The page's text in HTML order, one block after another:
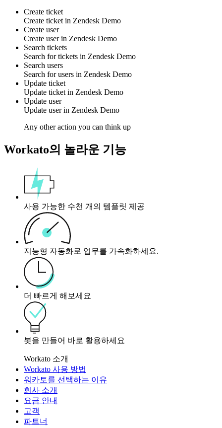
Create ticket
Create ticket in Zendesk Demo
Create user
Create userin Zendesk Demo
Search tickets
Search fortickets in Zendesk Demo
Search users
Search forusers in Zendesk Demo
Update ticket
Update ticket in Zendesk Demo
Update user
Update userin Zendesk Demo
Any other action you can think up
Workato의 놀라운 기능
사용 가능한 수천 개의 템플릿 제공
지능형 자동화로 업무를 가속화하세요.
더 빠르게 해보세요
봇을 만들어 바로 활용하세요
Workato 소개
Workato 사용 방법
워카토를 선택하는 이유
회사 소개
요금 안내
고객
파트너